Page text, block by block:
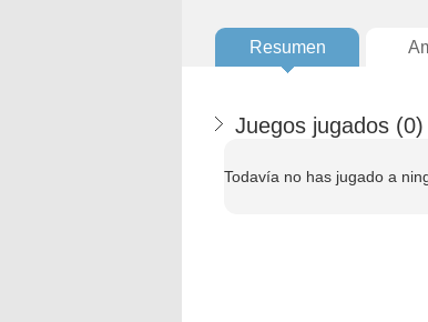
Resumen
Juegos jugados (0)
Todavía no has jugado a